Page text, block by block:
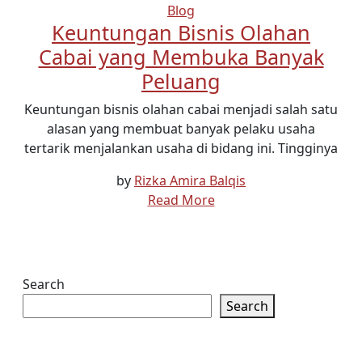
Blog
Keuntungan Bisnis Olahan
Cabai yang Membuka Banyak
Peluang
Keuntungan bisnis olahan cabai menjadi salah satu
alasan yang membuat banyak pelaku usaha
tertarik menjalankan usaha di bidang ini. Tingginya
by Rizka Amira Balqis
Read More
Search
Search